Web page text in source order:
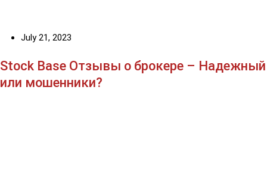
July 21, 2023
Stock Base Отзывы о брокере – Надежный
или мошенники?